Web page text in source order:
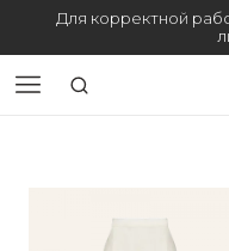
Для корректной